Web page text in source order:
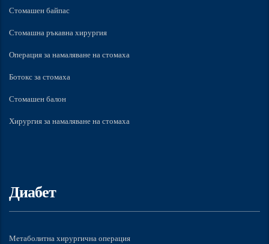
Стомашен байпас
Стомашна ръкавна хирургия
Операция за намаляване на стомаха
Ботокс за стомаха
Стомашен балон
Хирургия за намаляване на стомаха
Диабет
Метаболитна хирургична операция